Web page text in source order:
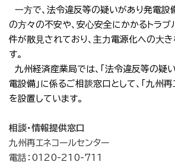
⼀⽅で、法令違反等の疑いがあり発電設
の⽅々の不安や、安⼼安全にかかるトラ
件が散⾒されており、主⼒電源化への⼤
す。
九州経済産業局では、「法令違反等の疑
電設備」に係るご相談窓口として、「九州再
を設置しています。
相談・情報提供窓口
九州再エネコールセンター
電話：0120-210-711